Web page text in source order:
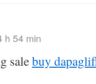
h 54 min
salebuy